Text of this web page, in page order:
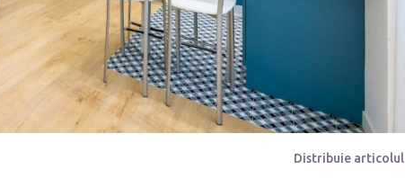
Distribuie articolul